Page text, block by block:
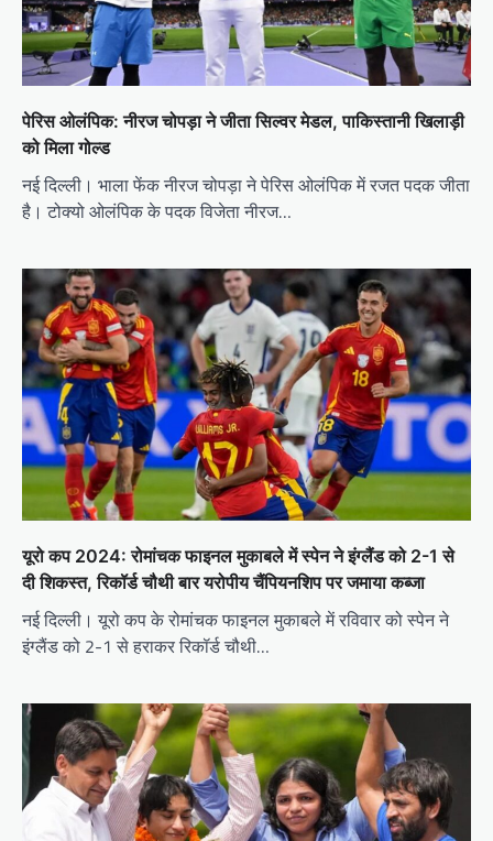
पेरिस ओलंपिक: नीरज चोपड़ा ने जीता सिल्वर मेडल, पाकिस्तानी खिलाड़ी
को मिला गोल्ड
नई दिल्ली। भाला फेंक नीरज चोपड़ा ने पेरिस ओलंपिक में रजत पदक जीता
है। टोक्यो ओलंपिक के पदक विजेता नीरज…
यूरो कप 2024: रोमांचक फाइनल मुकाबले में स्पेन ने इंग्लैंड को 2-1 से
दी शिकस्त, रिकॉर्ड चौथी बार यरोपीय चैंपियनशिप पर जमाया कब्जा
नई दिल्ली। यूरो कप के रोमांचक फाइनल मुकाबले में रविवार को स्पेन ने
इंग्लैंड को 2-1 से हराकर रिकॉर्ड चौथी…